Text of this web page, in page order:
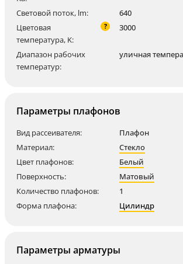
Световой поток, lm:
640
Цветовая
температура, K:
? 3000
Диапазон рабочих
температур:
уличная
Параметры плафонов
Вид рассеивателя:
Плафон
Материал:
Стекло
Цвет плафонов:
Белый
Поверхность:
Матовый
Количество плафонов:
1
Форма плафона:
Цилиндр
Параметры арматуры